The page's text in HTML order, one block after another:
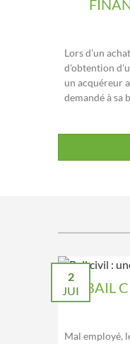
Lors d'un
d'obtention
un acquéreur
demandé à sa
BAIL
2
JUI
Mal employé,